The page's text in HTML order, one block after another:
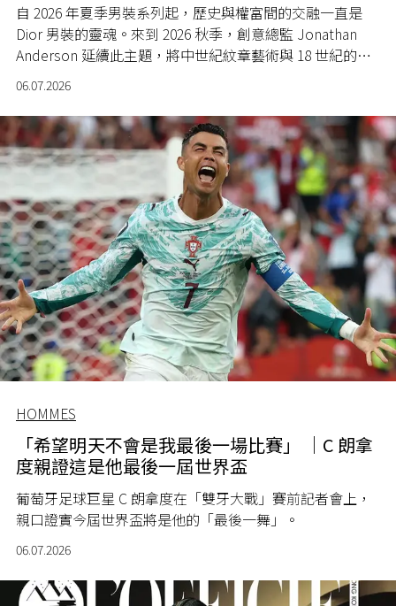
自 2026 年夏季男裝系列起，歷史與權富間的交融一直是
Dior 男裝的靈魂。來到 2026 秋季，創意總監 Jonathan
Anderson 延續此主題，將中世紀紋章藝術與 18 世紀的繁
風融為一體。
06.07.2026
HOMMES
「希望明天不會是我最後一場比賽」 ｜C 朗拿
度親證這是他最後一屆世界盃
葡萄牙足球巨星 C 朗拿度在「雙牙大戰」賽前記者會上，
親口證實今屆世界盃將是他的「最後一舞」。
06.07.2026